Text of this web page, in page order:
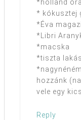
*holland óra
* kókusztej
*Éva
*Libri
*macska
*tiszta lakás
hozzánk
vele egy
Reply